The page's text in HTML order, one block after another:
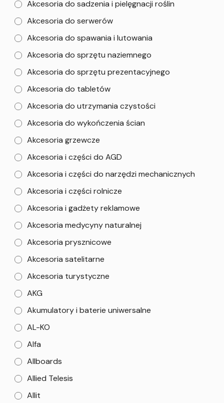
Akcesoria do sadzenia i pielęgnacji roślin
Akcesoria do serwerów
Akcesoria do spawania i lutowania
Akcesoria do sprzętu naziemnego
Akcesoria do sprzętu prezentacyjnego
Akcesoria do tabletów
Akcesoria do utrzymania czystości
Akcesoria do wykończenia ścian
Akcesoria grzewcze
Akcesoria i części do AGD
Akcesoria i części do narzędzi mechanicznych
Akcesoria i części rolnicze
Akcesoria i gadżety reklamowe
Akcesoria medycyny naturalnej
Akcesoria prysznicowe
Akcesoria satelitarne
Akcesoria turystyczne
AKG
Akumulatory i baterie uniwersalne
AL-KO
Alfa
Allboards
Allied Telesis
Allit